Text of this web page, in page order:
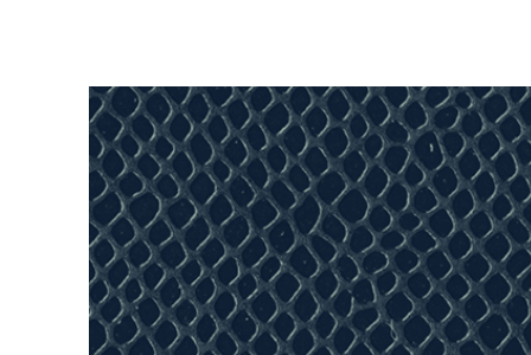
Servicios
preajustes
Ajustes
mejor